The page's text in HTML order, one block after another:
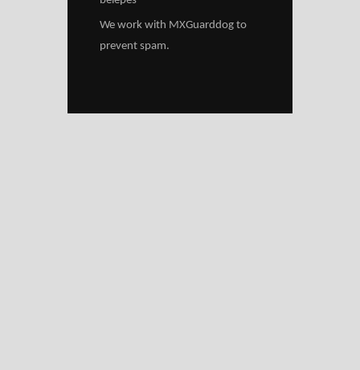
We work with MXGuarddog to
prevent spam.